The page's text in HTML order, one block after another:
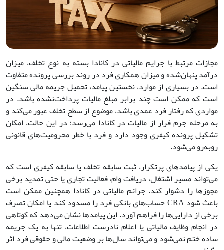
مجازات مرتبط با جرایم مالیاتی در کانادا بسته به نوع تخلف، میزان
درآمد پنهان‌شده و میزان همکاری فرد در روند بررسی پرونده متفاوت
است. در بسیاری از موارد، نخستین پیامد، تحمیل جریمه مالی سنگین
است که ممکن است چند برابر مبلغ مالیات پرداخت‌نشده باشد. در
مواردی که رفتار فرد عمدی باشد، موضوع از سطح تخلف عبور می‌کند و
به مرحله جرم فرار از مالیات در کانادا می‌رسد؛ در این حالت، امکان
تشکیل پرونده کیفری وجود دارد و فرد با خطر محرومیت‌های قانونی
روبه‌رو می‌شود.
یکی از پیامدهای پرتکرار، ثبت سابقه تخلف یا سابقه کیفری است که
می‌تواند مسیر اشتغال، دریافت وام، فعالیت تجاری یا حتی تمدید برخی
مجوزها را دشوار کند. جرائم مالیاتی در کانادا همچنین ممکن است
باعث شود CRA حساب‌های بانکی فرد را مسدود کند یا امکان تصرف
برخی از دارایی‌ها را فراهم آورد. این پیامدها نشان می‌دهد که کوتاهی
در انجام وظایف مالیاتی یا اعلام نادرست اطلاعات، تنها به یک جریمه
ساده ختم نمی‌شود و می‌تواند سال‌ها بر وضعیت مالی و حقوقی فرد اثر